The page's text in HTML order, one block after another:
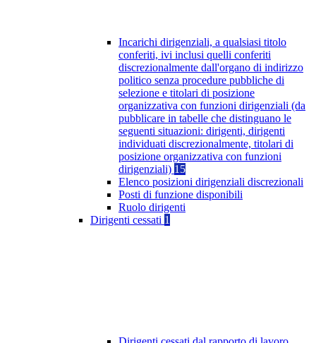
Incarichi dirigenziali, a qualsiasi titolo
conferiti, ivi inclusi quelli conferiti
discrezionalmente dall'organo di indirizzo
politico senza procedure pubbliche di
selezione e titolari di posizione
organizzativa con funzioni dirigenziali (da
pubblicare in tabelle che distinguano le
seguenti situazioni: dirigenti, dirigenti
individuati discrezionalmente, titolari di
posizione organizzativa con funzioni
dirigenziali) 15
Elenco posizioni dirigenziali discrezionali
Posti di funzione disponibili
Ruolo dirigenti
Dirigenti cessati 1